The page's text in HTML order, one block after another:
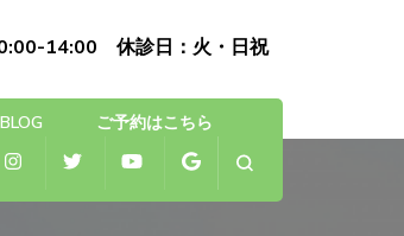
14:00 休診日：火・日祝
BLOG ご予約はこちら